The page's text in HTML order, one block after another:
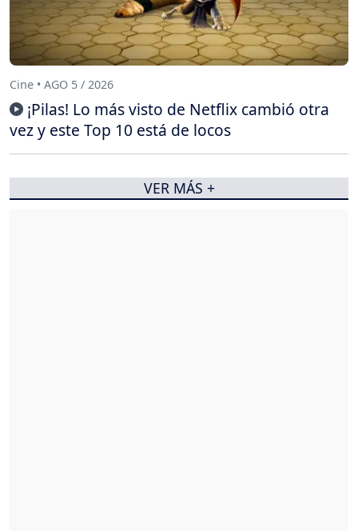
Cine • AGO 5 / 2026
¡Pilas! Lo más visto de Netflix cambió otra
vez y este Top 10 está de locos
VER MÁS +